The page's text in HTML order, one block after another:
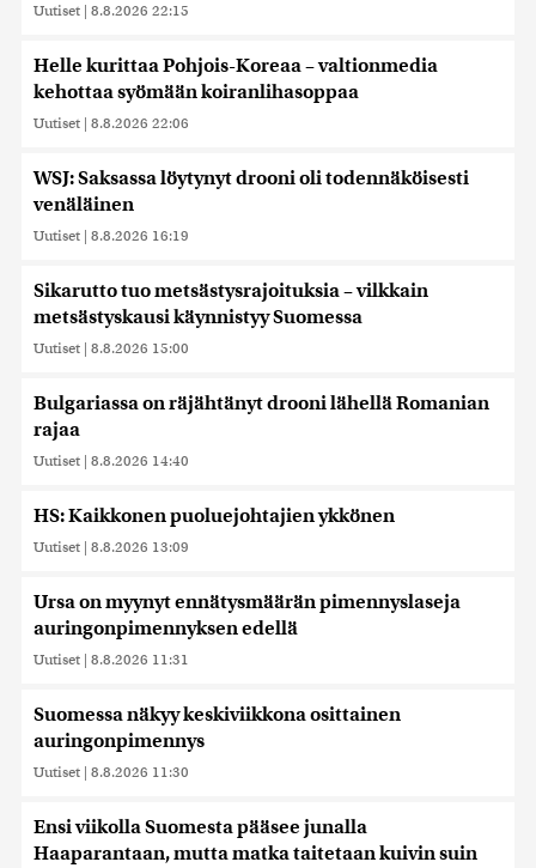
Uutiset | 8.8.2026 22:15
Helle kurittaa Pohjois-Koreaa – valtionmedia
kehottaa syömään koiranlihasoppaa
Uutiset | 8.8.2026 22:06
WSJ: Saksassa löytynyt drooni oli todennäköisesti
venäläinen
Uutiset | 8.8.2026 16:19
Sikarutto tuo metsästysrajoituksia – vilkkain
metsästyskausi käynnistyy Suomessa
Uutiset | 8.8.2026 15:00
Bulgariassa on räjähtänyt drooni lähellä Romanian
rajaa
Uutiset | 8.8.2026 14:40
HS: Kaikkonen puoluejohtajien ykkönen
Uutiset | 8.8.2026 13:09
Ursa on myynyt ennätysmäärän pimennyslaseja
auringonpimennyksen edellä
Uutiset | 8.8.2026 11:31
Suomessa näkyy keskiviikkona osittainen
auringonpimennys
Uutiset | 8.8.2026 11:30
Ensi viikolla Suomesta pääsee junalla
Haaparantaan, mutta matka taitetaan kuivin suin